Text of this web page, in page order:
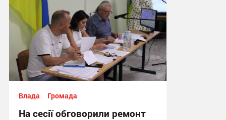
Влада Громада
На сесії обговорили ремонт